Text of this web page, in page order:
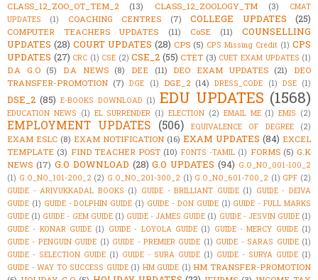
CLASS_12_ZOO_OT_TEM_2
(13) CLASS_12_ZOOLOGY_TM (3)
CMAT
UPDATES
(1) COACHING CENTRES (7) COLLEGE UPDATES (25)
COMPUTER TEACHERS UPDATES (11) CoSE (11)
COUNSELLING
UPDATES (28) COURT UPDATES (28) CPS (5) CPS Missing Credit (1) CPS
UPDATES (27) CRC (1) CSE (2) CSE_2 (55) CTET (3) CUET EXAM UPDATES (1)
D.A G.O (5) D.A NEWS (8) DEE (11) DEO EXAM UPDATES (21)
DEO
TRANSFER-PROMOTION (7) DGE (1) DGE_2 (14) DRESS_CODE (1) DSE (1)
DSE_2 (85) E-BOOKS DOWNLOAD (1) EDU UPDATES (1568)
EDUCATION NEWS (1) EL SURRENDER (1) ELECTION (2) EMAIL ME (1) EMIS (2)
EMPLOYMENT UPDATES (506) EQUIVALENCE OF DEGREE (2)
EXAM ESLC (8) EXAM NOTIFICATION (16) EXAM UPDATES (84) EXCEL
TEMPLATE (3) FIND TEACHER POST (10) FONTS -TAMIL (1) FORMS (5) G.K
NEWS (17) G.O DOWNLOAD (28) G.O UPDATES (94) G.O_NO_001-100_2
(1) G.O_NO_101-200_2 (2) G.O_NO_201-300_2 (1) G.O_NO_601-700_2 (1) GPF (2)
GUIDE - ARIVUKKADAL BOOKS (1) GUIDE - BRILLIANT GUIDE (1) GUIDE - DEIVA
GUIDE (1) GUIDE - DOLPHIN GUIDE (1) GUIDE - DON GUIDE (1) GUIDE - FULL MARKS
GUIDE (1) GUIDE - GEM GUIDE (1) GUIDE - JAMES GUIDE (1) GUIDE - JESVIN GUIDE (1)
GUIDE - KONAR GUIDE (1) GUIDE - LOYOLA GUIDE (1) GUIDE - MERCY GUIDE (1)
GUIDE - PENGUIN GUIDE (1) GUIDE - PREMIER GUIDE (1) GUIDE - SARAS GUIDE (1)
GUIDE - SELECTION GUIDE (1) GUIDE - SURA GUIDE (1) GUIDE - SURYA GUIDE (1)
GUIDE - WAY TO SUCCESS GUIDE (1) HM GUIDE (1) HM TRANSFER-PROMOTION